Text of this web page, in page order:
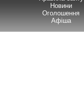
Новини
Оголошення
Афіша